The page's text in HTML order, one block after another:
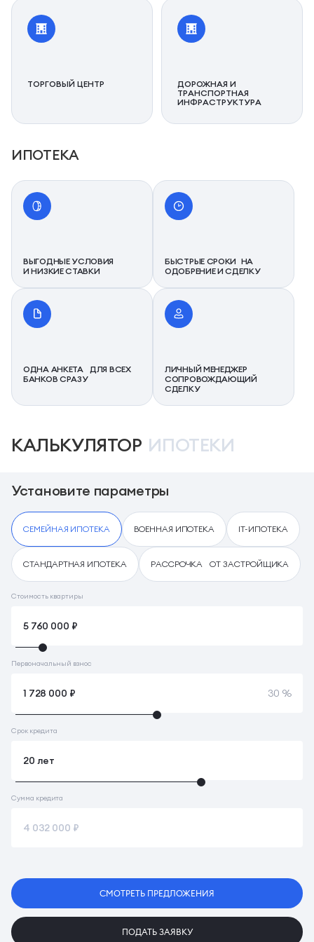
ТОРГОВЫЙ ЦЕНТР
ДОРОЖНАЯ И
ТРАНСПОРТНАЯ
ИНФРАСТРУКТУРА
ИПОТЕКА
ВЫГОДНЫЕ УСЛОВИЯ
И НИЗКИЕ СТАВКИ
БЫСТРЫЕ СРОКИ НА
ОДОБРЕНИЕ И СДЕЛКУ
ОДНА АНКЕТА ДЛЯ ВСЕХ
БАНКОВ СРАЗУ
ЛИЧНЫЙ МЕНЕДЖЕР
СОПРОВОЖДАЮЩИЙ
СДЕЛКУ
КАЛЬКУЛЯТОР ИПОТЕКИ
Установите параметры
СЕМЕЙНАЯ ИПОТЕКА ВОЕННАЯ ИПОТЕКА IT-ИПОТЕКА
СТАНДАРТНАЯ ИПОТЕКА РАССРОЧКА ОТ ЗАСТРОЙЩИКА
Стоимость квартиры
Первоначальный взнос
30 %
Срок кредита
Сумма кредита
СМОТРЕТЬ ПРЕДЛОЖЕНИЯ
ПОДАТЬ ЗАЯВКУ